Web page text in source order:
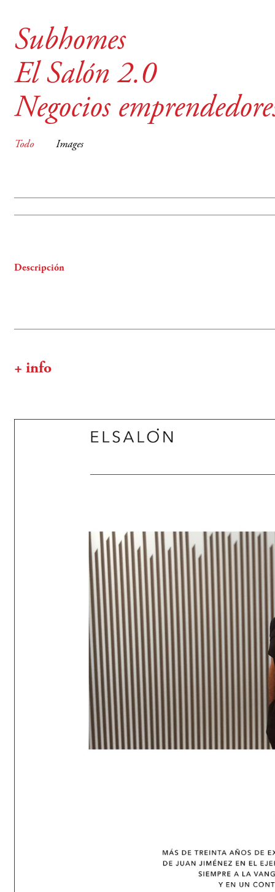
Subhomes
El Salón 2.0
Negocios
Todo Images
Descripción
+ info